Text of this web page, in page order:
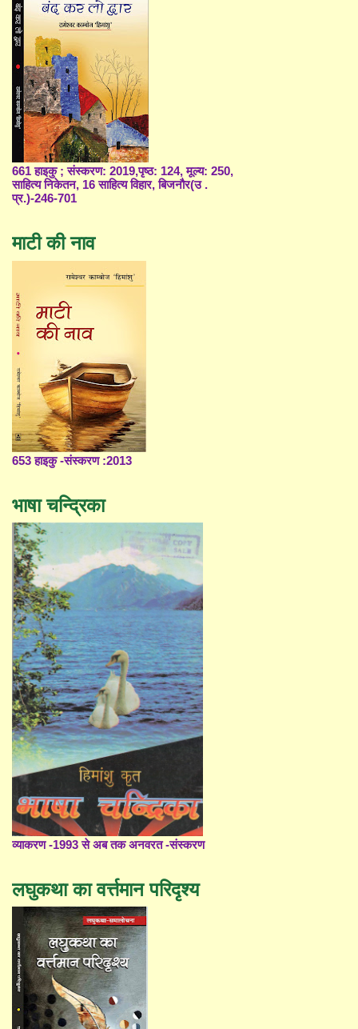
661 हाइकु ; संस्करण: 2019,पृष्ठ: 124, मूल्य: 250,
साहित्य निकेतन, 16 साहित्य विहार, बिजनौर(उ .
प्र.)-246-701
माटी की नाव
653 हाइकु -संस्करण :2013
भाषा चन्द्रिका
व्याकरण -1993 से अब तक अनवरत -संस्करण
लघुकथा का वर्त्तमान परिदृश्य